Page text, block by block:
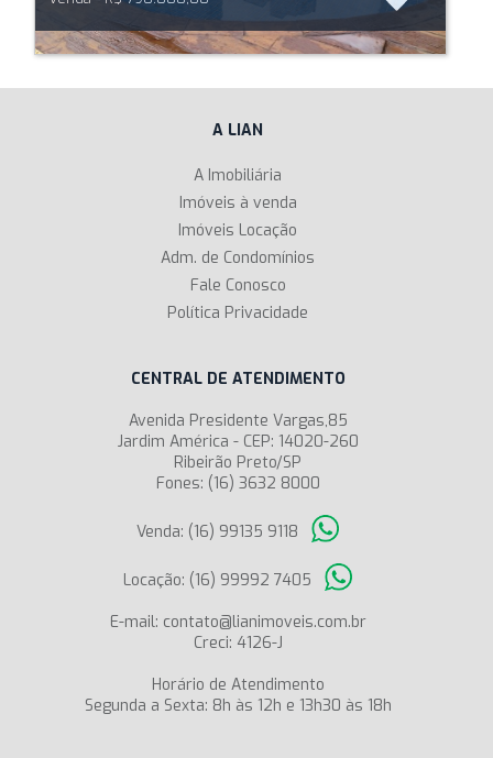
A LIAN
A Imobiliária
Imóveis à venda
Imóveis Locação
Adm. de Condomínios
Fale Conosco
Política Privacidade
CENTRAL DE ATENDIMENTO
Avenida Presidente Vargas,85
Jardim América - CEP: 14020-260
Ribeirão Preto/SP
Fones: (16) 3632 8000
Venda: (16) 99135 9118
Locação: (16) 99992 7405
E-mail: contato@lianimoveis.com.br
Creci: 4126-J
Horário de Atendimento
Segunda a Sexta: 8h às 12h e 13h30 às 18h